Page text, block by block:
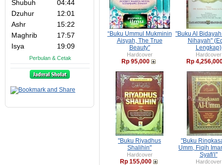
“Buku Ummul Mukminin
Aisyah, The True
Beauty”
Hardcover
Rp 95,000
"Buku Al
Nihayah"
Lengkap)
Hardcover
Rp
"Buku Riyadhus
Shalihin"
Hardcover
Rp 155,000
"Buku
Umm, Fiqih
Syafi'i"
Hardcover